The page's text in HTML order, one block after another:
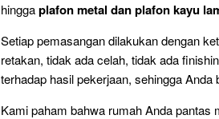
hinggaplafon metal dan plafon kayu
Setiap pemasangan dilakukan dengan
retakan, tidak ada celah, tidak ada
terhadap hasil pekerjaan, sehingga
Kami paham bahwa rumah Anda pantas